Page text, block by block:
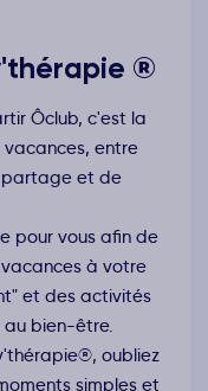
®
Ôclub, c'est la
entre
partage et de
pour vous afin de
à votre
et des activités
bien-être.
oubliez
simples et